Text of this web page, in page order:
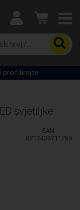
proizvoda i cijene
profitirajte
svjetiljke
EAN:
8713439711769